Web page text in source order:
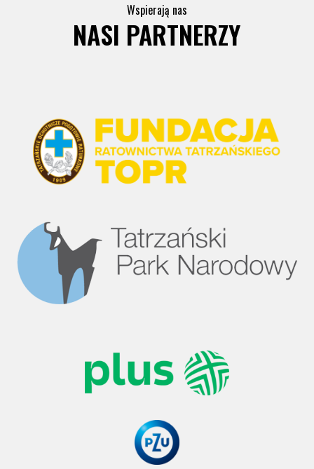
Wspierają nas
NASI PARTNERZY